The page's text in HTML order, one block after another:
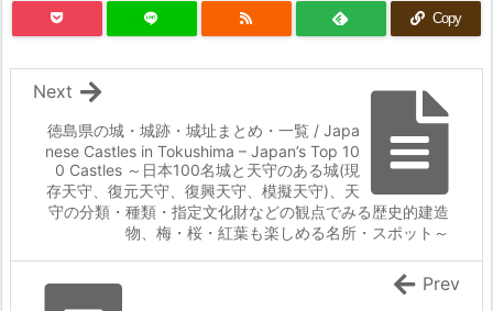
Copy
徳島県の城・城跡・城址まとめ・一覧 / Japa
nese Castles in Tokushima – Japan’s Top 10
0 Castles ～日本100名城と天守のある城(現
存天守、復元天守、復興天守、模擬天守)、天
守の分類・種類・指定文化財などの観点でみる歴史的建造
物、梅・桜・紅葉も楽しめる名所・スポット～
Next
Prev